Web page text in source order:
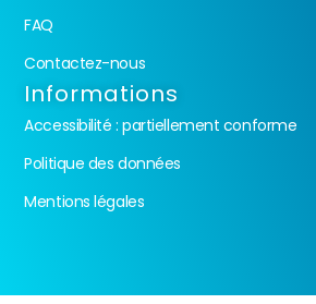
FAQ
Contactez-nous
Informations
Accessibilité : partiellement conforme
Politique des données
Mentions légales